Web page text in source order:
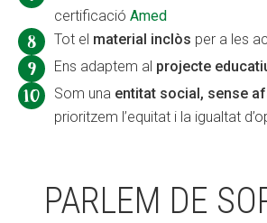
certificació Amed
Tot el material inclòs per a les
Ens adaptem al projecte
Som una entitat social, sense
prioritzem l’equitat i la igualtat
PARLEM DE